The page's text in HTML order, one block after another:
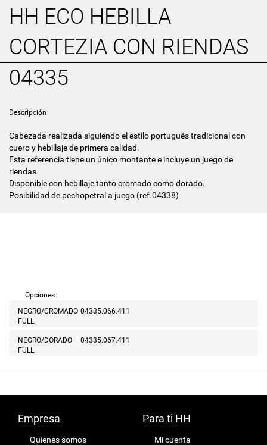
HH ECO HEBILLA
CORTEZIA CON RIENDAS
04335
Descripción
Cabezada realizada siguiendo el estilo portugués tradicional con
cuero y hebillaje de primera calidad.
Esta referencia tiene un único montante e incluye un juego de
riendas.
Disponible con hebillaje tanto cromado como dorado.
Posibilidad de pechopetral a juego (ref.04338)
Opciones
NEGRO/CROMADO
FULL
04335.066.411
NEGRO/DORADO
FULL
04335.067.411
Empresa
Quienes somos
Para ti HH
Mi cuenta